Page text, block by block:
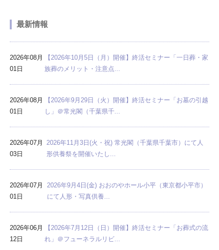
最新情報
2026年08月
01日
【2026年10月5日（月）開催】終活セミナー「一日葬・家
族葬のメリット・注意点...
2026年08月
01日
【2026年9月29日（火）開催】終活セミナー「お墓の引越
し」＠常光閣（千葉県千...
2026年07月
03日
2026年11月3日(火・祝) 常光閣（千葉県千葉市）にて人
形供養祭を開催いたし...
2026年07月
01日
2026年9月4日(金) おおのやホール小平（東京都小平市）
にて人形・写真供養...
2026年06月
12日
【2026年7月12日（日）開催】終活セミナー「お葬式の流
れ」＠フューネラルリビ...